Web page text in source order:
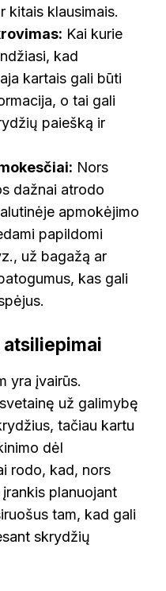
kitais klausimais.
Kai kurie
kad
kartais gali būti
o tai gali
paiešką ir
Nors
dažnai atrodo
apmokėjimo
papildomi
už bagažą ar
kas gali
yra įvairūs.
už galimybę
tačiau kartu
dėl
rodo, kad, nors
planuojant
tam, kad gali
skrydžių